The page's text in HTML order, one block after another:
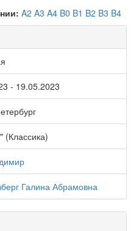
A2 A3 A4 B0 B1 B2 B3 B4
- 19.05.2023
(Классика)
Галина Абрамовна